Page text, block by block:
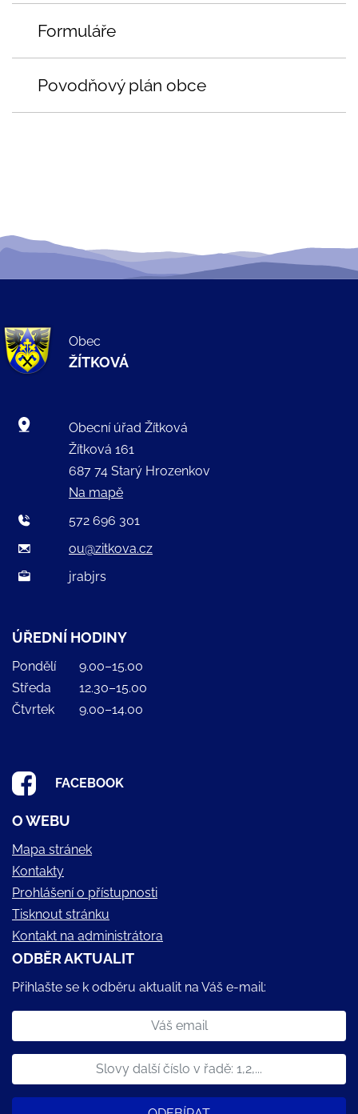
Formuláře
Povodňový plán obce
Obec
ŽÍTKOVÁ
Obecní úřad Žítková
Žítková 161
687 74 Starý Hrozenkov
Na mapě
572 696 301
ou@zitkova.cz
jrabjrs
ÚŘEDNÍ HODINY
Pondělí
9.00–15.00
Středa
12.30–15.00
Čtvrtek
9.00–14.00
FACEBOOK
O WEBU
Mapa stránek
Kontakty
Prohlášení o přístupnosti
Tisknout stránku
Kontakt na administrátora
ODBĚR AKTUALIT
Přihlašte se k odběru aktualit na Váš e-mail: